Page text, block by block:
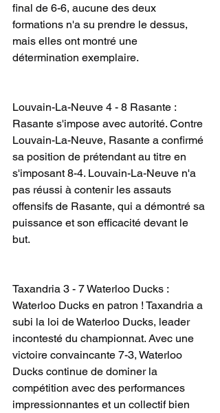
final de 6-6, aucune des deux
formations n'a su prendre le dessus,
mais elles ont montré une
détermination exemplaire.
Louvain-La-Neuve 4 - 8 Rasante :
Rasante s'impose avec autorité. Contre
Louvain-La-Neuve, Rasante a confirmé
sa position de prétendant au titre en
s'imposant 8-4. Louvain-La-Neuve n'a
pas réussi à contenir les assauts
offensifs de Rasante, qui a démontré sa
puissance et son efficacité devant le
but.
Taxandria 3 - 7 Waterloo Ducks :
Waterloo Ducks en patron ! Taxandria a
subi la loi de Waterloo Ducks, leader
incontesté du championnat. Avec une
victoire convaincante 7-3, Waterloo
Ducks continue de dominer la
compétition avec des performances
impressionnantes et un collectif bien